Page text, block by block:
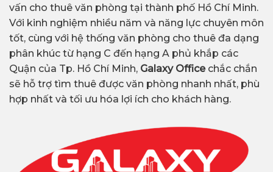
vấn cho thuê văn phòng tại thành phố Hồ Chí Minh.
Với kinh nghiệm nhiều năm và năng lực chuyên môn
tốt, cùng với hệ thống văn phòng cho thuê đa dạng
phân khúc từ hạng C đến hạng A phủ khắp các
Quận của Tp. Hồ Chí Minh, Galaxy Office chắc chắn
sẽ hỗ trợ tìm thuê được văn phòng nhanh nhất, phù
hợp nhất và tối ưu hóa lợi ích cho khách hàng.